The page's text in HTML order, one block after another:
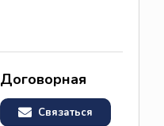
Договорная
Связаться